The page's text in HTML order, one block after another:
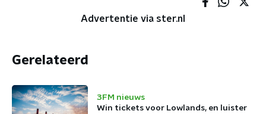
Advertentie via ster.nl
Gerelateerd
3FM nieuws
Win tickets voor Lowlands, en luister